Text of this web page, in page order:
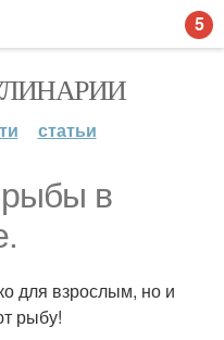
статьи
рыбы в
для взрослым, но и
рыбу!
5